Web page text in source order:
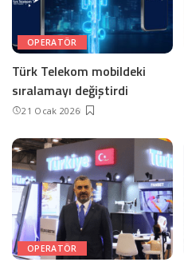
OPERATÖR
Türk Telekom mobildeki
sıralamayı değiştirdi
21 Ocak 2026
OPERATÖR